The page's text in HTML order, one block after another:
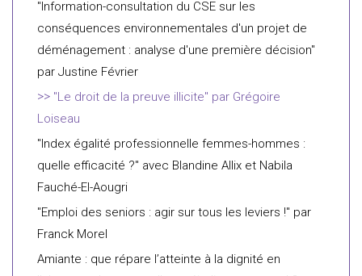
"Information-consultation du CSE sur les
conséquences environnementales d'un projet de
déménagement : analyse d'une première décision"
par Justine Février
"Le droit de la preuve illicite" par Grégoire
Loiseau
"Index égalité professionnelle femmes-hommes :
quelle efficacité ?" avec Blandine Allix et Nabila
Fauché-El-Aougri
"Emploi des seniors : agir sur tous les leviers !" par
Franck Morel
Amiante : que répare l’atteinte à la dignité en